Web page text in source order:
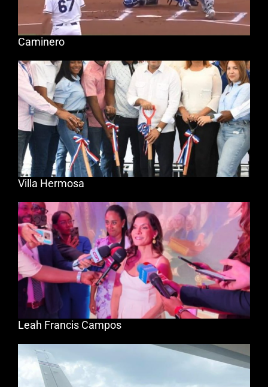
Caminero
Villa Hermosa
Leah Francis Campos